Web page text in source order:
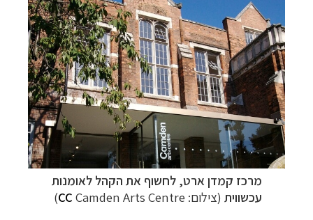
מרכז קמדן ארט, לחשוף את הקהל לאומנות
עכשווית (צילום: CC Camden Arts Centre)
קרוזים והפלגות נופשלחצו לרשימת היעדים »
תכנון טיולים למדינות אירופהלחצו לרשימת היעדים
»
תכנוןטיולים לאמריקה הצפונית לחצו לרשימת
היעדים »